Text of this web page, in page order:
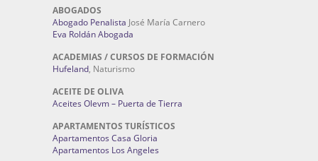
ABOGADOS
Abogado Penalista José María Carnero
Eva Roldán Abogada
ACADEMIAS / CURSOS DE FORMACIÓN
Hufeland, Naturismo
ACEITE DE OLIVA
Aceites Olevm – Puerta de Tierra
APARTAMENTOS TURÍSTICOS
Apartamentos Casa Gloria
Apartamentos Los Angeles